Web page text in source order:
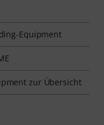
Equipment
zur Übersicht